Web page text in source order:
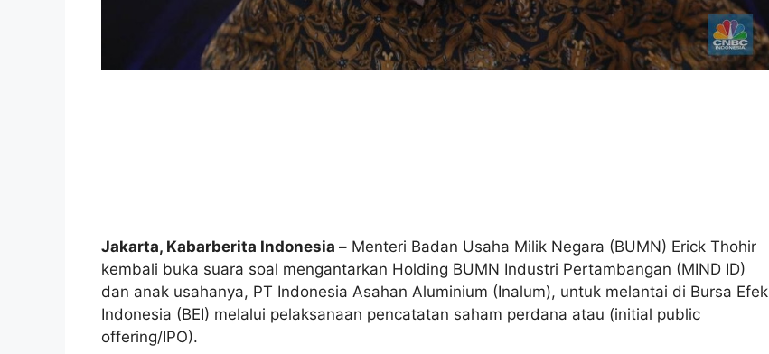
Jakarta, Kabarberita Indonesia – Menteri Badan Usaha Milik Negara (BUMN) Erick Thohir
kembali buka suara soal mengantarkan Holding BUMN Industri Pertambangan (MIND ID)
dan anak usahanya, PT Indonesia Asahan Aluminium (Inalum), untuk melantai di Bursa Efek
Indonesia (BEI) melalui pelaksanaan pencatatan saham perdana atau (initial public
offering/IPO).